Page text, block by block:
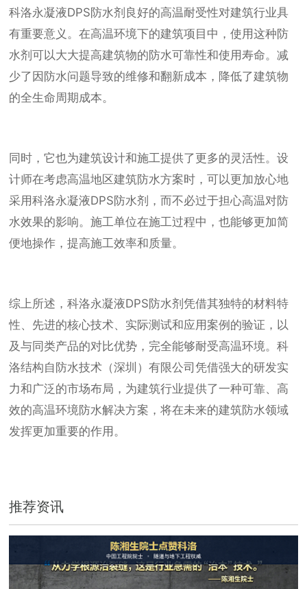
科洛永凝液DPS防水剂良好的高温耐受性对建筑行业具
有重要意义。在高温环境下的建筑项目中，使用这种防
水剂可以大大提高建筑物的防水可靠性和使用寿命。减
少了因防水问题导致的维修和翻新成本，降低了建筑物
的全生命周期成本。
同时，它也为建筑设计和施工提供了更多的灵活性。设
计师在考虑高温地区建筑防水方案时，可以更加放心地
采用科洛永凝液DPS防水剂，而不必过于担心高温对防
水效果的影响。施工单位在施工过程中，也能够更加简
便地操作，提高施工效率和质量。
综上所述，科洛永凝液DPS防水剂凭借其独特的材料特
性、先进的核心技术、实际测试和应用案例的验证，以
及与同类产品的对比优势，完全能够耐受高温环境。科
洛结构自防水技术（深圳）有限公司凭借强大的研发实
力和广泛的市场布局，为建筑行业提供了一种可靠、高
效的高温环境防水解决方案，将在未来的建筑防水领域
发挥更加重要的作用。
推荐资讯